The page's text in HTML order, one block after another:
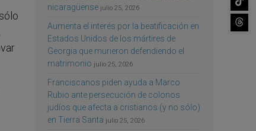
nicaragüense julio 25, 2026
Aumenta el interés por la beatificación en
Estados Unidos de los mártires de
Georgia que murieron defendiendo el
matrimonio julio 25, 2026
Franciscanos piden ayuda a Marco
Rubio ante persecución de colonos
judíos que afecta a cristianos (y no sólo)
en Tierra Santa julio 25, 2026